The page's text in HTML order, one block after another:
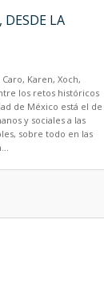
DESDE LA
Karen, Xoch,
los retos históricos
de México está el de
y sociales a las
sobre todo en las